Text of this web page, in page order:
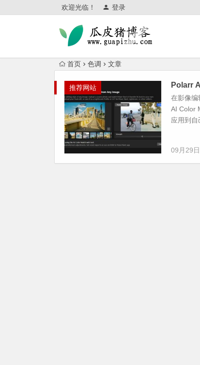
欢迎光临！ 登录
首页 色调 文章
推荐网站 Polarr
在影像编
AI Color
应用到自
09月29日